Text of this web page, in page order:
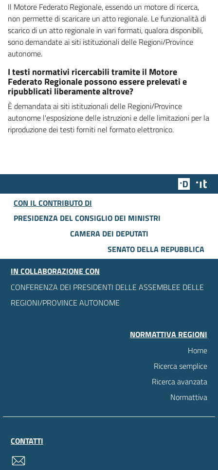
Il Motore Federato Regionale, essendo un motore di ricerca,
non permette di scaricare un atto regionale. Le funzionalità di
scarico di un atto regionale in vari formati, qualora disponibili,
sono demandate ai siti istituzionali delle Regioni/Province
autonome.
I testi normativi ricercabili tramite il Motore
Federato Regionale possono essere prelevati e
ripubblicati liberamente altrove?
È demandata ai siti istituzionali delle Regioni/Province
autonome l'esposizione delle istruzioni e delle limitazioni per la
riproduzione dei testi forniti nel formato elettronico.
Team
CON IL CONTRIBUTO DI
PRESIDENZA DEL CONSIGLIO DEI MINISTRI
CAMERA DEI DEPUTATI
SENATO DELLA REPUBBLICA
IN COLLABORAZIONE CON
CONFERENZA DEI PRESIDENTI DELLE ASSEMBLEE DELLE
REGIONI/PROVINCE AUTONOME
NORMATTIVA REGIONI
Home
Ricerca semplice
Ricerca avanzata
Normattiva
CONTATTI